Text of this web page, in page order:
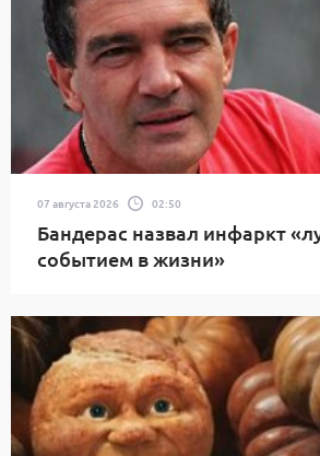
07 августа 2026 02:50
Бандерас назвал инфаркт
событием в жизни»